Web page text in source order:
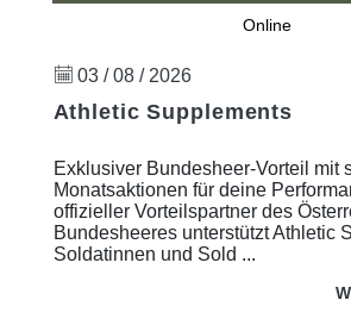
Online
03 / 08 / 2026
Athletic Supplements
Exklusiver Bundesheer-Vorteil mit
Monatsaktionen für deine
offizieller Vorteilspartner des
Bundesheeres unterstützt Athletic
Soldatinnen und Sold ...